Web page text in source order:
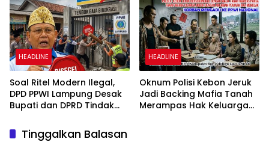
HEADLINE
Soal Ritel Modern Ilegal,
DPD PPWI Lampung Desak
Bupati dan DPRD Tindak
No 02/2016
HEADLINE
Oknum Polisi Kebon Jeruk
Jadi Backing Mafia Tanah
Merampas Hak Keluarga
Tinggalkan Balasan